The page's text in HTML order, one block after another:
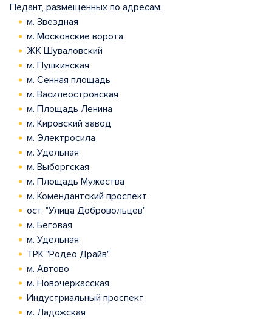
Педант, размещенных по адресам:
м. Звездная
м. Московские ворота
ЖК Шуваловский
м. Пушкинская
м. Сенная площадь
м. Василеостровская
м. Площадь Ленина
м. Кировский завод
м. Электросила
м. Удельная
м. Выборгская
м. Площадь Мужества
м. Комендантский проспект
ост. "Улица Добровольцев"
м. Беговая
м. Удельная
ТРК "Родео Драйв"
м. Автово
м. Новочеркасская
Индустриальный проспект
м. Ладожская